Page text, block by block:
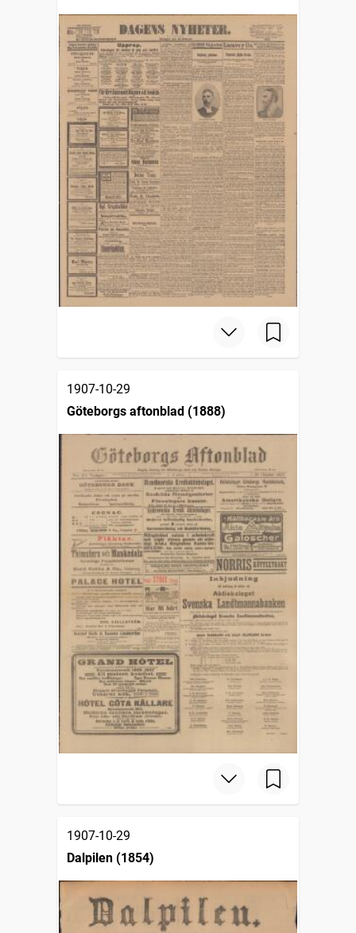
1907-10-29
Göteborgs aftonblad (1888)
1907-10-29
Dalpilen (1854)